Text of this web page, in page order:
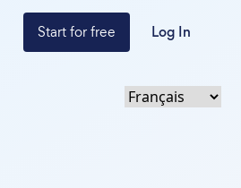
Start for free Log In